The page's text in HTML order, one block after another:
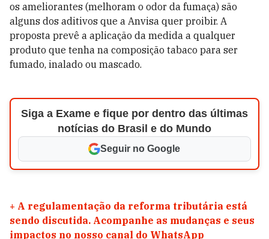
os ameliorantes (melhoram o odor da fumaça) são
alguns dos aditivos que a Anvisa quer proibir. A
proposta prevê a aplicação da medida a qualquer
produto que tenha na composição tabaco para ser
fumado, inalado ou mascado.
Siga a Exame e fique por dentro das últimas
notícias do Brasil e do Mundo
Seguir no Google
+ A regulamentação da reforma tributária está
sendo discutida. Acompanhe as mudanças e seus
impactos no nosso canal do WhatsApp